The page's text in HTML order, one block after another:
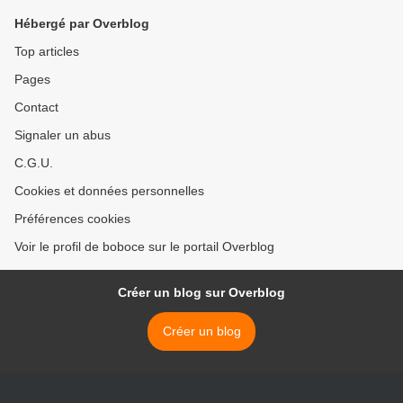
Hébergé par Overblog
Top articles
Pages
Contact
Signaler un abus
C.G.U.
Cookies et données personnelles
Préférences cookies
Voir le profil de boboce sur le portail Overblog
Créer un blog sur Overblog
Créer un blog